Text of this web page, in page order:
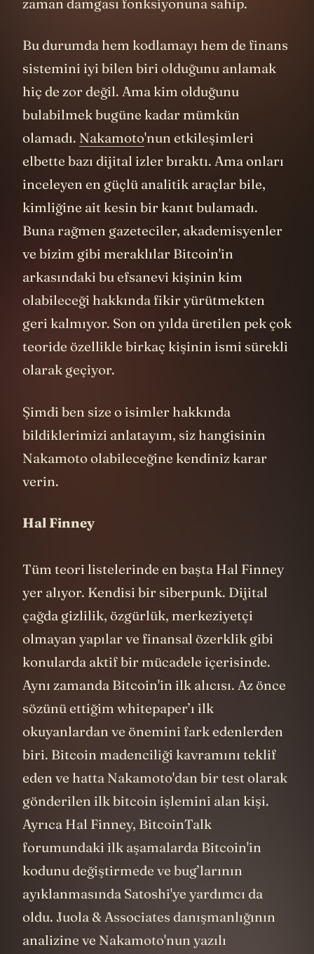
Bu durumda hem kodlamayı hem de finans
sistemini iyi bilen biri olduğunu anlamak
hiç de zor değil. Ama kim olduğunu
bulabilmek bugüne kadar mümkün
olamadı. Nakamoto'nun etkileşimleri
elbette bazı dijital izler bıraktı. Ama onları
inceleyen en güçlü analitik araçlar bile,
kimliğine ait kesin bir kanıt bulamadı.
Buna rağmen gazeteciler, akademisyenler
ve bizim gibi meraklılar Bitcoin'in
arkasındaki bu efsanevi kişinin kim
olabileceği hakkında fikir yürütmekten
geri kalmıyor. Son on yılda üretilen pek çok
teoride özellikle birkaç kişinin ismi sürekli
olarak geçiyor.
Şimdi ben size o isimler hakkında
bildiklerimizi anlatayım, siz hangisinin
Nakamoto olabileceğine kendiniz karar
verin.
Hal Finney
Tüm teori listelerinde en başta Hal Finney
yer alıyor. Kendisi bir siberpunk. Dijital
çağda gizlilik, özgürlük, merkeziyetçi
olmayan yapılar ve finansal özerklik gibi
konularda aktif bir mücadele içerisinde.
Aynı zamanda Bitcoin'in ilk alıcısı. Az önce
sözünü ettiğim whitepaper’ı ilk
okuyanlardan ve önemini fark edenlerden
biri. Bitcoin madenciliği kavramını teklif
eden ve hatta Nakamoto'dan bir test olarak
gönderilen ilk bitcoin işlemini alan kişi.
Ayrıca Hal Finney, BitcoinTalk
forumundaki ilk aşamalarda Bitcoin'in
kodunu değiştirmede ve bug’larının
ayıklanmasında Satoshi'ye yardımcı da
oldu. Juola & Associates danışmanlığının
analizine ve Nakamoto'nun yazılı